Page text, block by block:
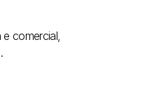
comercial,